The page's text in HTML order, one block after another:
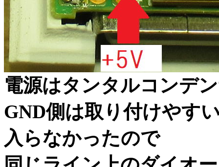
電源はタンタルコンデ
GND側は取り付けやす
入らなかったので